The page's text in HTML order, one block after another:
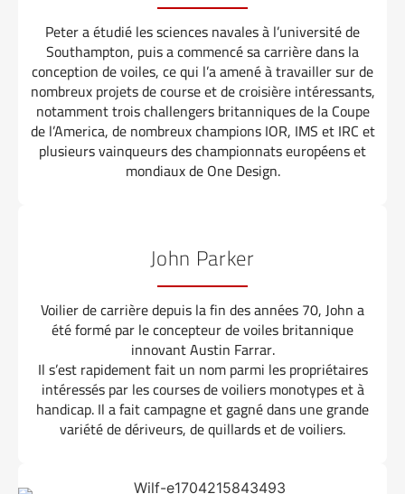
Peter a étudié les sciences navales à l’université de
Southampton, puis a commencé sa carrière dans la
conception de voiles, ce qui l’a amené à travailler sur de
nombreux projets de course et de croisière intéressants,
notamment trois challengers britanniques de la Coupe
de l’America, de nombreux champions IOR, IMS et IRC et
plusieurs vainqueurs des championnats européens et
mondiaux de One Design.
John Parker
Voilier de carrière depuis la fin des années 70, John a
été formé par le concepteur de voiles britannique
innovant Austin Farrar.
Il s’est rapidement fait un nom parmi les propriétaires
intéressés par les courses de voiliers monotypes et à
handicap. Il a fait campagne et gagné dans une grande
variété de dériveurs, de quillards et de voiliers.